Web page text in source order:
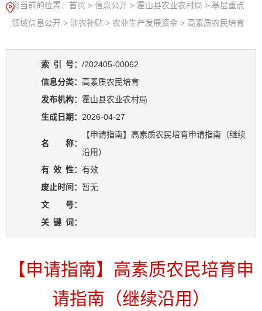
您当前的位置： 首页 > 信息公开 > 霍山县农业农村局 > 基层重点
领域信息公开 > 涉农补贴 > 农业生产发展资金 > 高素质农民培育
索 引 号： /202405-00062
信息分类： 高素质农民培育
发布机构： 霍山县农业农村局
生成日期： 2026-04-27
名 称：
【申请指南】高素质农民培育申请指南（继续
沿用）
有 效 性： 有效
废止时间： 暂无
文 号：
关 键 词：
【申请指南】高素质农民培育申
请指南（继续沿用）